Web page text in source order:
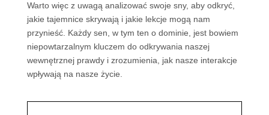
Warto więc z uwagą analizować swoje sny, aby odkryć,
jakie tajemnice skrywają i jakie lekcje mogą nam
przynieść. Każdy sen, w tym ten o dominie, jest bowiem
niepowtarzalnym kluczem do odkrywania naszej
wewnętrznej prawdy i zrozumienia, jak nasze interakcje
wpływają na nasze życie.